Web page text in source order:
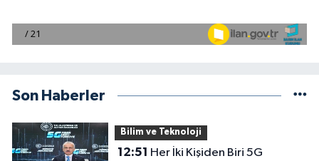
Son Haberler
Bilim ve Teknoloji
12:51